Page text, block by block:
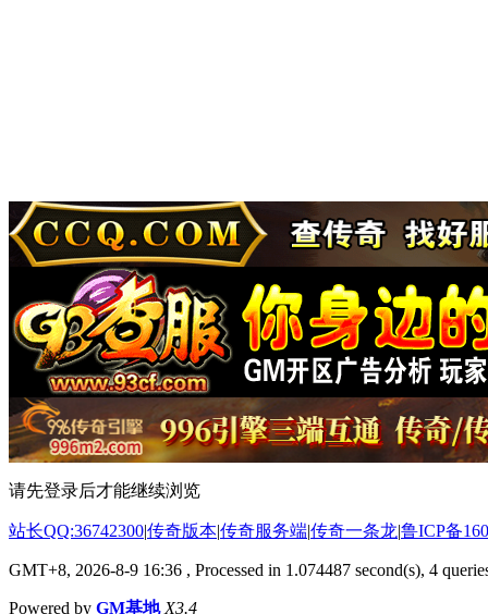
请先登录后才能继续浏览
站长QQ:36742300|传奇版本|传奇服务端|传奇一条龙|鲁ICP备
GMT+8, 2026-8-9 16:36 , Processed in 1.074487 second(s), 4
Powered by GM基地 X3.4